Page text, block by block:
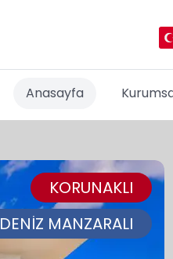
Anasayfa
KORUNAKLI
DENİZ MANZARALI